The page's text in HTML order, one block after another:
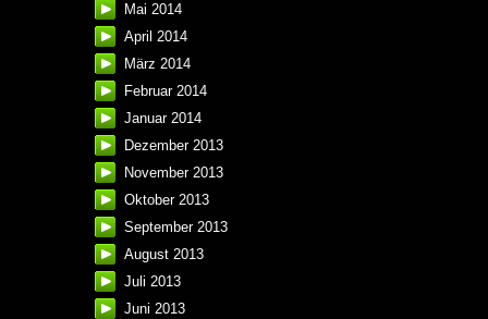
Mai 2014
April 2014
März 2014
Februar 2014
Januar 2014
Dezember 2013
November 2013
Oktober 2013
September 2013
August 2013
Juli 2013
Juni 2013